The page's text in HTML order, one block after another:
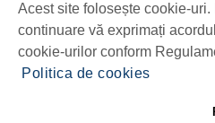
PROTECȚIA
Acest site folosește cookie-uri.
continuare vă exprimați
cookie-urilor conform
Politica de cookies